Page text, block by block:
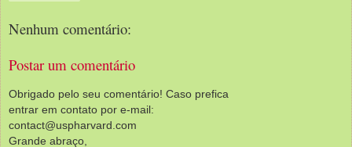
Nenhum comentário:
Postar um comentário
Obrigado pelo seu comentário! Caso prefica
entrar em contato por e-mail:
contact@uspharvard.com
Grande abraço,